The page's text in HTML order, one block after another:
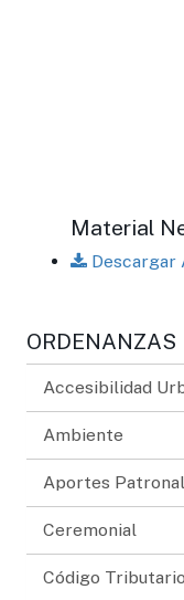
Material
Descargar
ORDENANZAS
Accesibilidad
Ambiente
Aportes
Ceremonial
Código Tributario